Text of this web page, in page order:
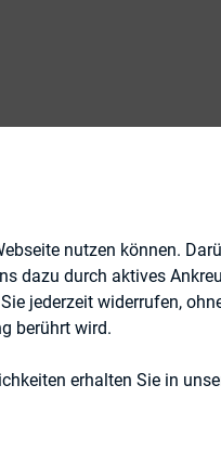
internen Revision
im Unternehmen zu
Risikomanagement
nutzen können.
dazu durch aktives
jederzeit widerrufen,
berührt wird.
erhalten Sie in